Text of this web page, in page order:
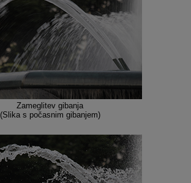
Zameglitev gibanja
(Slika s počasnim gibanjem)